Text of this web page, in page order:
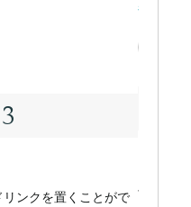
3
ンクを置くことがで
背面テ
手前に